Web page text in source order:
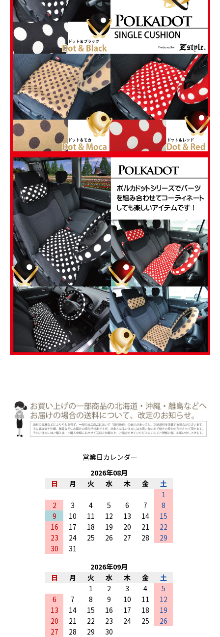
営業日カレンダー
2026年08月
日
月 火 水 木 金
土
1
2
3 4 5 6 7
8
9
10 11 12 13 14
15
16
17 18 19 20 21
22
23
24 25 26 27 28
29
30
31
2026年09月
日
月 火 水 木 金
土
1
2 3 4
5
6
7 8 9 10 11
12
13
14 15 16 17 18
19
20
21 22 23 24 25
26
27
28 29
30